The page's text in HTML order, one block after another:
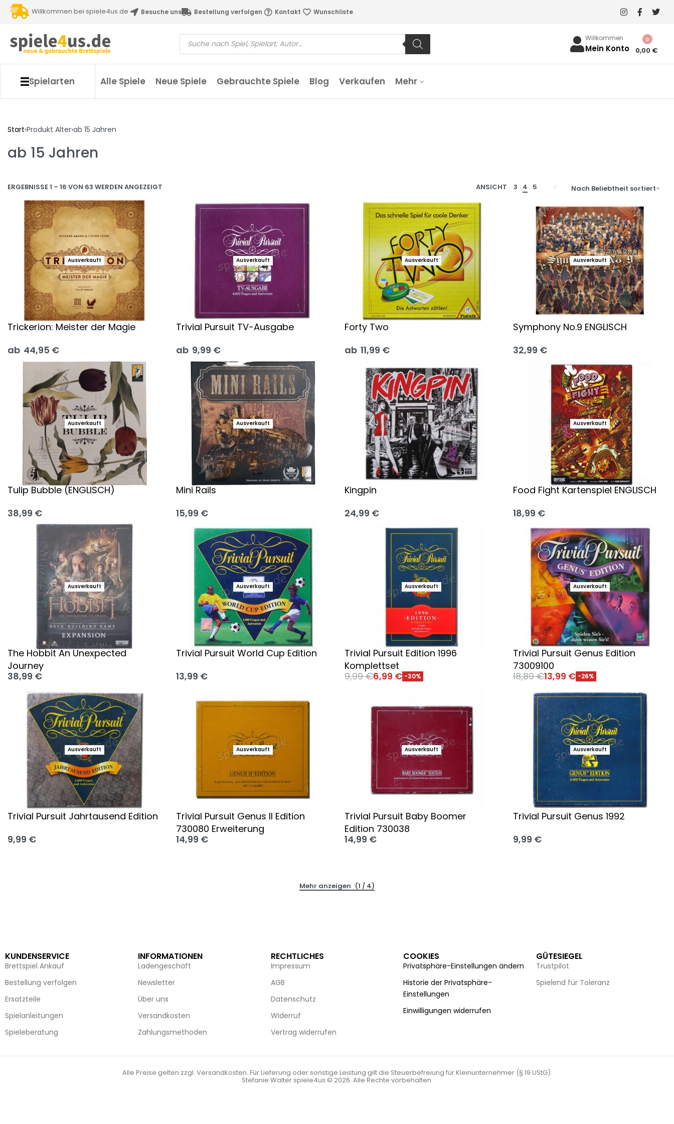
Willkommen bei spiele4us.de Besuche uns Bestellung verfolgen Kontakt Wunschliste
Willkommen
Mein Konto 0,00 €
0
Spielarten Alle Spiele Neue Spiele Gebrauchte Spiele Blog Verkaufen Mehr
Start›Produkt Alter›ab 15 Jahren
ab 15 Jahren
ERGEBNISSE 1 – 16 VON 63 WERDEN ANGEZEIGT ANSICHT 3 4 5 Nach Beliebtheit sortiert
Ausverkauft
Trickerion: Meister der Magie
ab 44,95 €
Ausführung wählen
Ausverkauft
Trivial Pursuit TV-Ausgabe
ab 9,99 €
Ausführung wählen
Ausverkauft
Forty Two
ab 11,99 €
Ausverkauft
Symphony No.9 ENGLISCH
32,99 €
Ausverkauft
Tulip Bubble (ENGLISCH)
38,99 €
Ausführung wählen
Ausverkauft
Mini Rails
15,99 €
Kingpin
24,99 €
Ausverkauft
Food Fight Kartenspiel ENGLISCH
18,99 €
Ausverkauft
The Hobbit An Unexpected
Journey
38,99 €
Ausverkauft
Trivial Pursuit World Cup Edition
13,99 €
Ausverkauft
Trivial Pursuit Edition 1996
Komplettset
9,99€6,99 € -30%
Ausführung wählen
Ausverkauft
Trivial Pursuit Genus Edition
73009100
18,89€13,99 € -26%
Ausführung wählen
Ausverkauft
Trivial Pursuit Jahrtausend Edition
9,99 €
Ausverkauft
Trivial Pursuit Genus II Edition
730080 Erweiterung
14,99 €
Ausverkauft
Trivial Pursuit Baby Boomer
Edition 730038
14,99 €
Ausverkauft
Trivial Pursuit Genus 1992
9,99 €
(1 / 4)
KUNDENSERVICE
Brettspiel Ankauf
Bestellung verfolgen
Ersatzteile
Spielanleitungen
Spieleberatung
INFORMATIONEN
Ladengeschäft
Newsletter
Über uns
Versandkosten
Zahlungsmethoden
RECHTLICHES
Impressum
AGB
Datenschutz
Widerruf
Vertrag widerrufen
COOKIES
Privatsphäre-Einstellungen ändern
Historie der Privatsphäre-
Einstellungen
Einwilligungen widerrufen
GÜTESIEGEL
Trustpilot
Spielend für Toleranz
Alle Preise gelten zzgl. Versandkosten. Für Lieferung oder sonstige Leistung gilt die Steuerbefreiung für Kleinunternehmer (§ 19 UStG).
Stefanie Walter spiele4us © 2026. Alle Rechte vorbehalten.